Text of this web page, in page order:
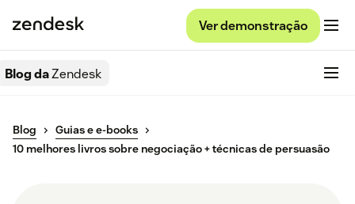
Ver demonstração
Blog daZendesk
Blog
Guias e e-books
10 melhores livros sobre negociação + técnicas de persuasão